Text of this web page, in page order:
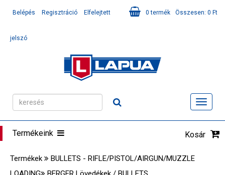
Összesen: 0 Ft
0 termék
Belépés Regisztráció Elfelejtett
jelszó
Termékeink Kosár
Termékek
BULLETS - RIFLE/PISTOL/AIRGUN/MUZZLE